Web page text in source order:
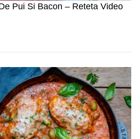
Pui Si Bacon – Reteta Video